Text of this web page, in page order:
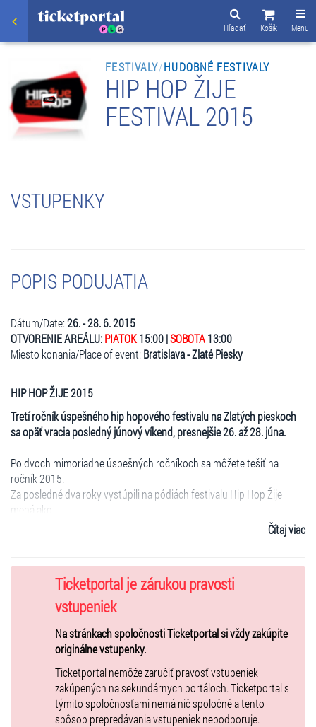
Menu
Košík
Hľadať
FESTIVALY/HUDOBNÉ FESTIVALY
HIP HOP ŽIJE
FESTIVAL 2015
VSTUPENKY
POPIS PODUJATIA
Dátum/Date:26. - 28. 6. 2015
OTVORENIE AREÁLU:PIATOK15:00 |SOBOTA13:00
Miesto konania/Place of event: Bratislava - Zlaté Piesky
HIP HOP ŽIJE 2015
Tretí ročník úspešného hip hopového festivalu na Zlatých pieskoch
sa opäť vracia posledný júnový víkend, presnejšie 26. až 28. júna.
Po dvoch mimoriadne úspešných ročníkoch sa môžete tešiť na
ročník 2015.
Za posledné dva roky vystúpili na pódiách festivalu Hip Hop Žije
mená ako -
Ace Hood (USA), Havoc of Mobb Deep (USA), Kontrafakt, H16, 4D,
Rokkaz, Momo, Slipo a Hajtkovič, Zverina, Suvereno, Strapo, Prago
Union, Paulie Garand, Plexo, Majself a Mugis, Lord Lhus (USA),
Fantom, Tafrob, Elpe, Shomi, Haha Crew, Jay Diesel, Igor Kmeťo,
Radikal, Adiss, Layla, El Nino, Morelo a Maniak, Maat, Vladis, Gleb, Bio,
RZB, Slavoj, Martez, Mad Skill, Viktor Hazard, Miko, Metys, Lkama,
Jazzy, Spank, Grimaso, 1210 Symphony, BJ Piggo, Koogee, Fazo,
Yanko Kral, Kwe, Roman Zámožný, Sven, Spin, Billy Hollywood, Lipi
veľa ďalších.
Čítaj viac
Ticketportal je zárukou pravosti
vstupeniek
Na stránkach spoločnosti Ticketportal si vždy zakúpite
originálne vstupenky.
Ticketportal nemôže zaručiť pravosť vstupeniek
zakúpených na sekundárnych portáloch. Ticketportal s
týmito spoločnosťami nemá nič spoločné a tento
spôsob prepredávania vstupeniek nepodporuje.